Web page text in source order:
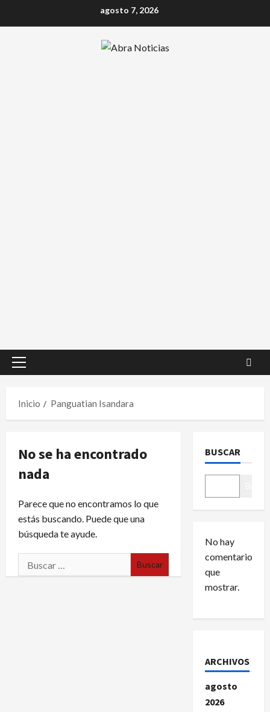
agosto 7, 2026
Menú
Inicio
Panguatian Isandara
No se ha encontrado
nada
Parece que no encontramos lo que
estás buscando. Puede que una
búsqueda te ayude.
Buscar:
BUSCAR
No hay
comentarios
que
mostrar.
ARCHIVOS
agosto
2026